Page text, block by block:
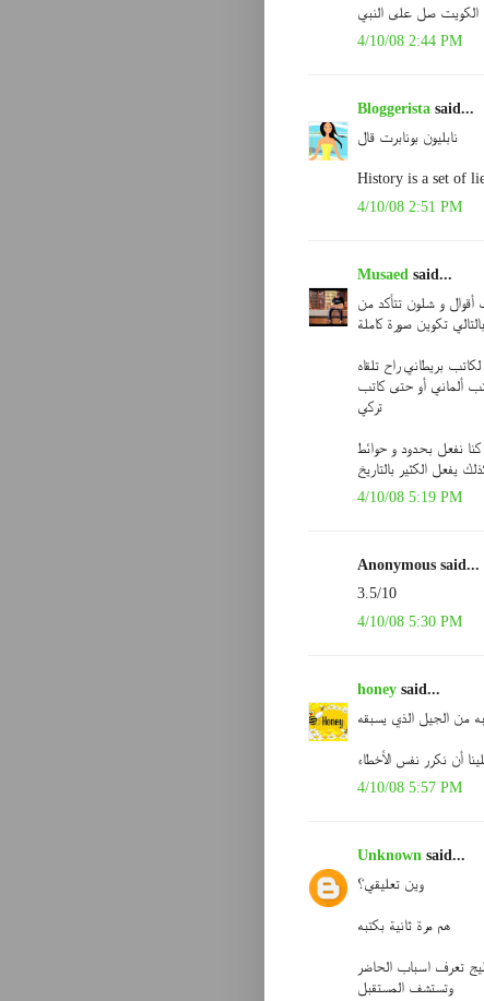
الكويت صل على النبي
4/10/08 2:44 PM
Bloggerista said...
نابليون بونابرت قال
History is a set of
4/10/08 2:51 PM
Musaed said...
أقوال و شلون تتأكد من
تكوين صورة كاملة
بريطاني راح تلقاه
ألماني أو حتى كاتب
تركي
نفعل بحدود و حوائط
يفعل الكثير بالتاريخ
4/10/08 5:19 PM
Anonymous said...
3.5/10
4/10/08 5:30 PM
honey said...
من الجيل الذي يسبقه
أن نكرر نفس الأخطاء
4/10/08 5:57 PM
Unknown said...
وين تعليقي؟
هم مرة ثانية بكتبه
تعرف اسباب الحاضر
وتستشف المستقبل